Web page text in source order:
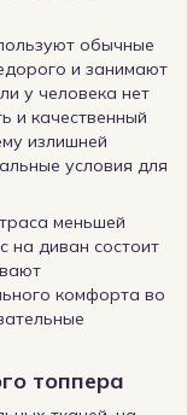
обычные
и занимают
у человека нет
и качественный
излишней
условия для
меньшей
на диван состоит
комфорта во
топпера